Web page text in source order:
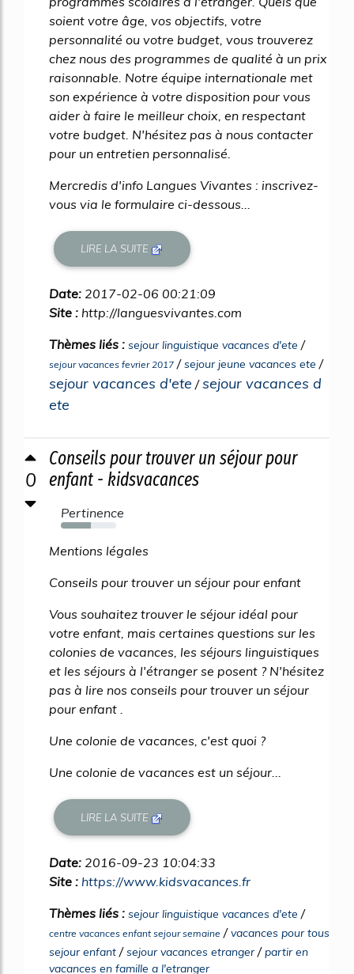
soient votre âge, vos objectifs, votre
personnalité ou votre budget, vous trouverez
chez nous des programmes de qualité à un prix
raisonnable. Notre équipe internationale met
son expérience à votre disposition pour vous
aider à faire le meilleur choix, en respectant
votre budget. N'hésitez pas à nous contacter
pour un entretien personnalisé.
Mercredis d'info Langues Vivantes : inscrivez-
vous via le formulaire ci-dessous...
LIRE LA SUITE
Date: 2017-02-06 00:21:09
Site : http://languesvivantes.com
Thèmes liés : sejour linguistique vacances d'ete /
sejour vacances fevrier 2017 /sejour jeune vacances ete /
sejour vacances d'ete /sejour vacances d
ete
0
Conseils pour trouver un séjour pour
enfant - kidsvacances
Pertinence
54%
Mentions légales
Conseils pour trouver un séjour pour enfant
Vous souhaitez trouver le séjour idéal pour
votre enfant, mais certaines questions sur les
colonies de vacances, les séjours linguistiques
et les séjours à l'étranger se posent ? N'hésitez
pas à lire nos conseils pour trouver un séjour
pour enfant .
Une colonie de vacances, c'est quoi ?
Une colonie de vacances est un séjour...
LIRE LA SUITE
Date: 2016-09-23 10:04:33
Site : https://www.kidsvacances.fr
Thèmes liés : sejour linguistique vacances d'ete /
centre vacances enfant sejour semaine /vacances pour tous
sejour enfant /sejour vacances etranger/partir en
vacances en famille a l'etranger